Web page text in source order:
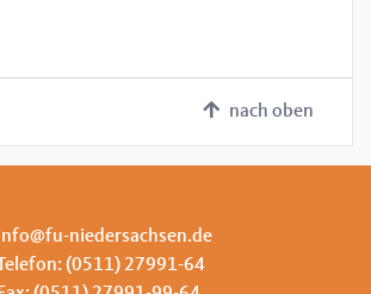
nach oben
niedersachsen.de
(0511) 27991-64